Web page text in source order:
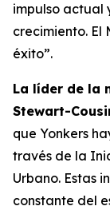
impulso actual
crecimiento. El
éxito”.
La líder de la
Stewart-
que Yonkers
través de la
Urbano. Estas
constante del